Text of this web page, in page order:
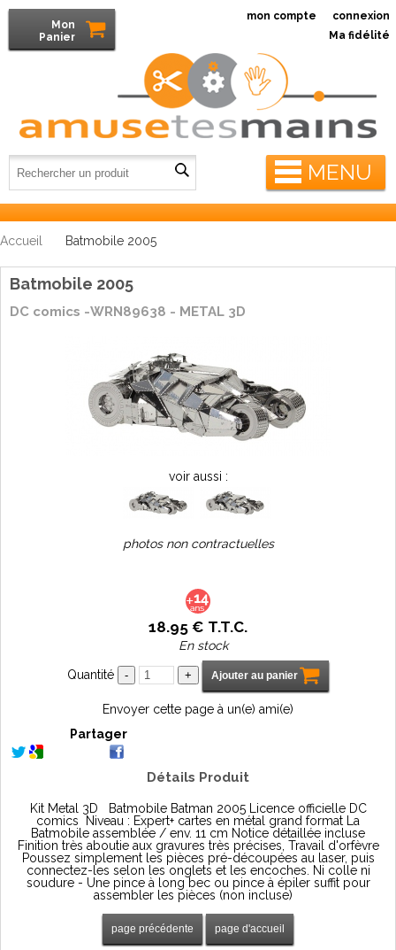
MENU
mon compte connexion
Mon
Panier
Ma fidélité
Accueil Batmobile 2005
Batmobile 2005
DC comics -WRN89638 - METAL 3D
voir aussi :
photos non contractuelles
18.95 € T.T.C.
En stock
Quantité
Envoyer cette page à un(e) ami(e)
Partager
Détails Produit
Kit Metal 3D Batmobile Batman 2005 Licence officielle DC
comics Niveau : Expert+ cartes en métal grand format La
Batmobile assemblée / env. 11 cm Notice détaillée incluse
Finition très aboutie aux gravures très précises, Travail d'orfèvre
Poussez simplement les pièces pré-découpées au laser, puis
connectez-les selon les onglets et les encoches. Ni colle ni
soudure - Une pince à long bec ou pince à épiler suffit pour
assembler les pièces (non incluse)